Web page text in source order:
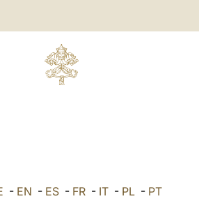
- EN - ES - FR - IT - PL - PT